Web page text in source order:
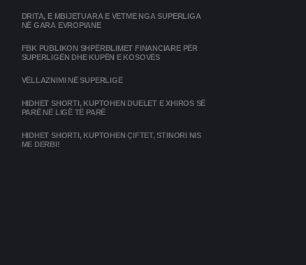
DRITA, E MBIJETUARA E VETME NGA SUPERLIGA
NË GARA EVROPIANE
FBK PUBLIKON SHPËRBLIMET FINANCIARE PËR
SUPERLIGËN DHE KUPËN E KOSOVËS
VËLLAZNIMI NË SUPERLIGË
HIDHET SHORTI, KUPTOHEN DUELET E XHIROS SË
PARË NË LIGË TË PARË
HIDHET SHORTI, KUPTOHEN ÇIFTET, STINORI NIS
ME DERBI!